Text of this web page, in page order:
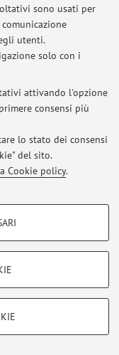
sono usati per
utenti.
solo con i
attivando l'opzione
consensi più
lo stato dei consensi
del sito.
Cookie policy.
per il corretto
avvisi.
del sito.
di Bologna - Via
IVA: 01131710376